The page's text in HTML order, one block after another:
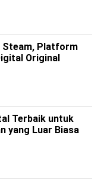
Steam, Platform
Original
Terbaik untuk
yang Luar Biasa